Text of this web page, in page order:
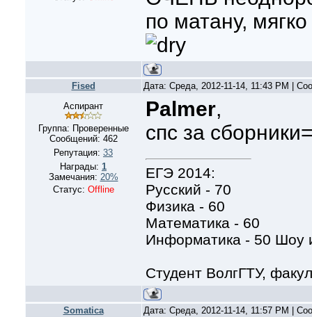
по матану,
Fised
Дата: Среда, 2012-11-14, 11:43 PM |
Аспирант
Группа: Проверенные
Сообщений: 462
Репутация: 33
Награды: 1
Замечания: 20%
Статус: Offline
Palmer,
спс за
ЕГЭ 2014:
Русский - 70
Физика - 60
Математика - 60
Информатика - 50 Шоу
Студент ВолгГТУ,
Somatica Дата: Среда, 2012-11-14, 11:57 PM |